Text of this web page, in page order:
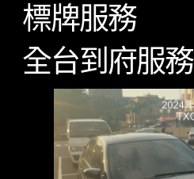
標牌服務
全台到府服務